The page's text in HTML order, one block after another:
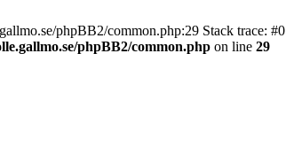
phpBB2/common.php:29 Stack trace: #0
phpBB2/common.php on line 29